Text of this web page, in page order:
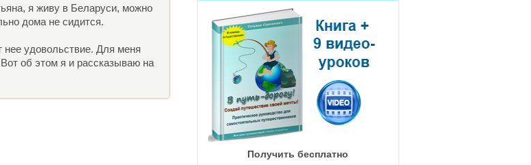
я живу в Беларуси, можно
дома не сидится.
нее удовольствие. Для меня
об этом я и рассказываю на
Получить бесплатно